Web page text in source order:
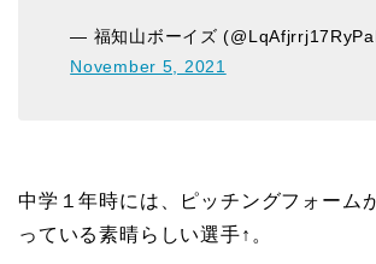
— 福知山ボーイズ
November 5, 2021
中学１年時には、ピッチングフォーム
っている素晴らしい選手↑。